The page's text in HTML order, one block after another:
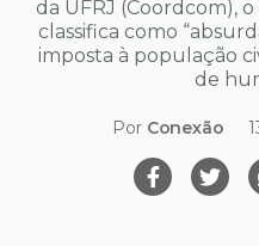
da UFRJ (Coordcom),
classifica como
imposta à população
de
Por Conexão